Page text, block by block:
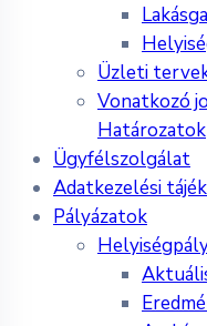
Üzleti
Vonatkozó
Határozatok
Ügyfélszolgálat
Adatkezelési
Pályázatok